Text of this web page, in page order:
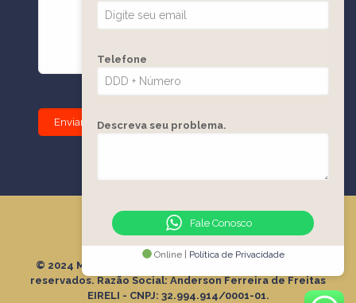
© 2024 Moveere Soluções em CNH. Todos os direitos
reservados. Razão Social: Anderson Ferreira de Freitas
EIRELI - CNPJ: 32.994.914/0001-01.
Telefone
Descreva seu problema.
Fale Conosco
Online | Política de Privacidade